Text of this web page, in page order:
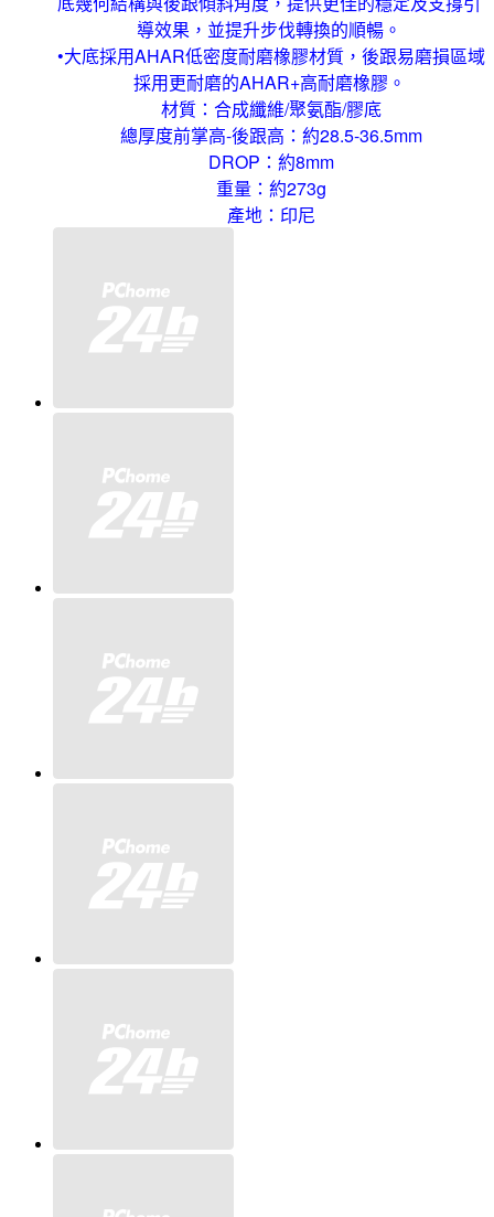
導效果，並提升步伐轉換的順暢。
•大底採用AHAR低密度耐磨橡膠材質，後跟易磨損區域
採用更耐磨的AHAR+高耐磨橡膠。
材質：合成纖維/聚氨酯/膠底
總厚度前掌高-後跟高：約28.5-36.5mm
DROP：約8mm
重量：約273g
產地：印尼